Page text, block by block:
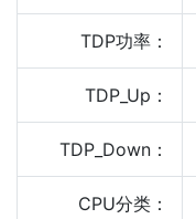
TDP功率：
TDP_Up：
TDP_Down：
CPU分类：